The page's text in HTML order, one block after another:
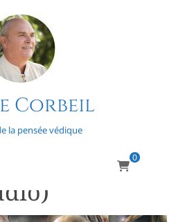
Corbeil
la pensée védique
0
vautour